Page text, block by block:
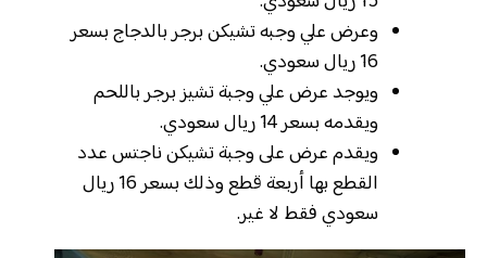
وعرض علي وجبه تشيكن برجر بالدجاج بسعر
16 ريال سعودي.
ويوجد عرض علي وجبة تشيز برجر باللحم
ويقدمه بسعر 14 ريال سعودي.
ويقدم عرض على وجبة تشيكن ناجتس عدد
القطع بها أربعة قطع وذلك بسعر 16 ريال
سعودي فقط لا غير.